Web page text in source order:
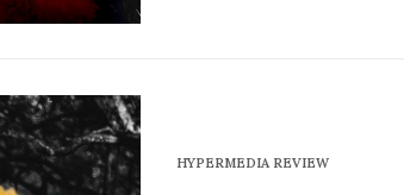
HYPERMEDIA REVIEW